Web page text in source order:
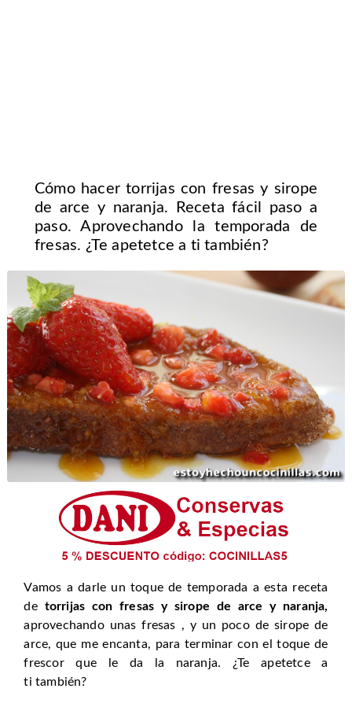
Cómo hacer torrijas con fresas y sirope
de arce y naranja. Receta fácil paso a
paso. Aprovechando la temporada de
fresas. ¿Te apetetce a ti también?
Vamos a darle un toque de temporada a esta receta
de torrijas con fresas y sirope de arce y naranja,
aprovechando unas fresas , y un poco de sirope de
arce, que me encanta, para terminar con el toque de
frescor que le da la naranja. ¿Te apetetce a
ti también?